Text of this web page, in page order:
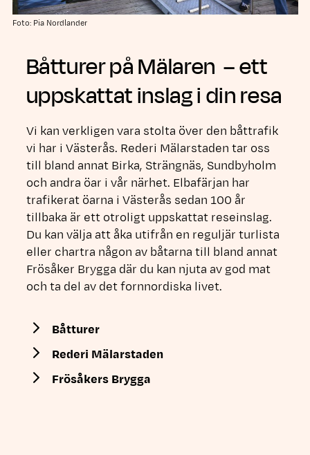
Foto: Pia Nordlander
Båtturer på Mälaren – ett
uppskattat inslag i din resa
Vi kan verkligen vara stolta över den båttrafik
vi har i Västerås. Rederi Mälarstaden tar oss
till bland annat Birka, Strängnäs, Sundbyholm
och andra öar i vår närhet. Elbafärjan har
trafikerat öarna i Västerås sedan 100 år
tillbaka är ett otroligt uppskattat reseinslag.
Du kan välja att åka utifrån en reguljär turlista
eller chartra någon av båtarna till bland annat
Frösåker Brygga där du kan njuta av god mat
och ta del av det fornnordiska livet.
Båtturer
Rederi Mälarstaden
Frösåkers Brygga